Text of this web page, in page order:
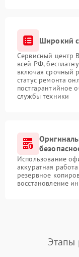
Широкий
Сервисный центр
всей РФ,
включая срочный
статус ремонта
постгарантийное
службы техники
Использование
аккуратная
резервное
восстановление
Этапы